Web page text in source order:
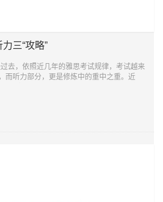
三“攻略”
，依照近几年的雅思考试规律，考试越来
而听力部分，更是修炼中的重中之重。近